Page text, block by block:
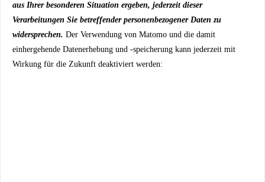
aus Ihrer besonderen Situation ergeben, jederzeit dieser
Verarbeitungen Sie betreffender personenbezogener Daten zu
widersprechen. Der Verwendung von Matomo und die damit
einhergehende Datenerhebung und -speicherung kann jederzeit mit
Wirkung für die Zukunft deaktiviert werden: